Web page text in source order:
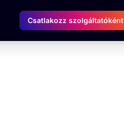
Csatlakozz szolgáltatóként